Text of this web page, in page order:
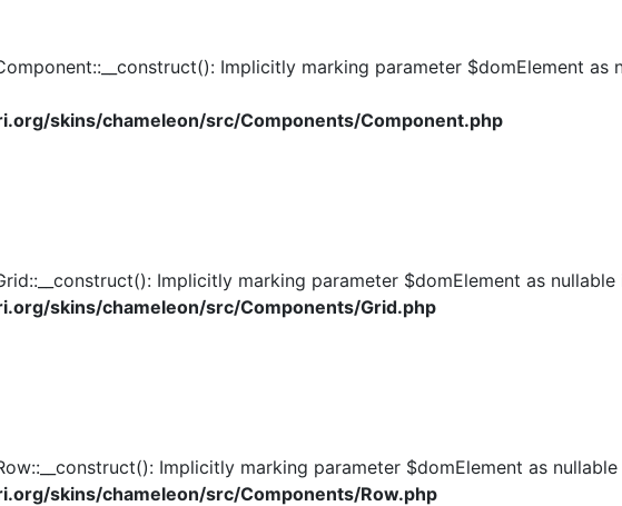
Implicitly marking parameter $domElement
skins/chameleon/src/Components/Component.php
Implicitly marking parameter $domElement as
skins/chameleon/src/Components/Grid.php
Implicitly marking parameter $domElement as
skins/chameleon/src/Components/Row.php